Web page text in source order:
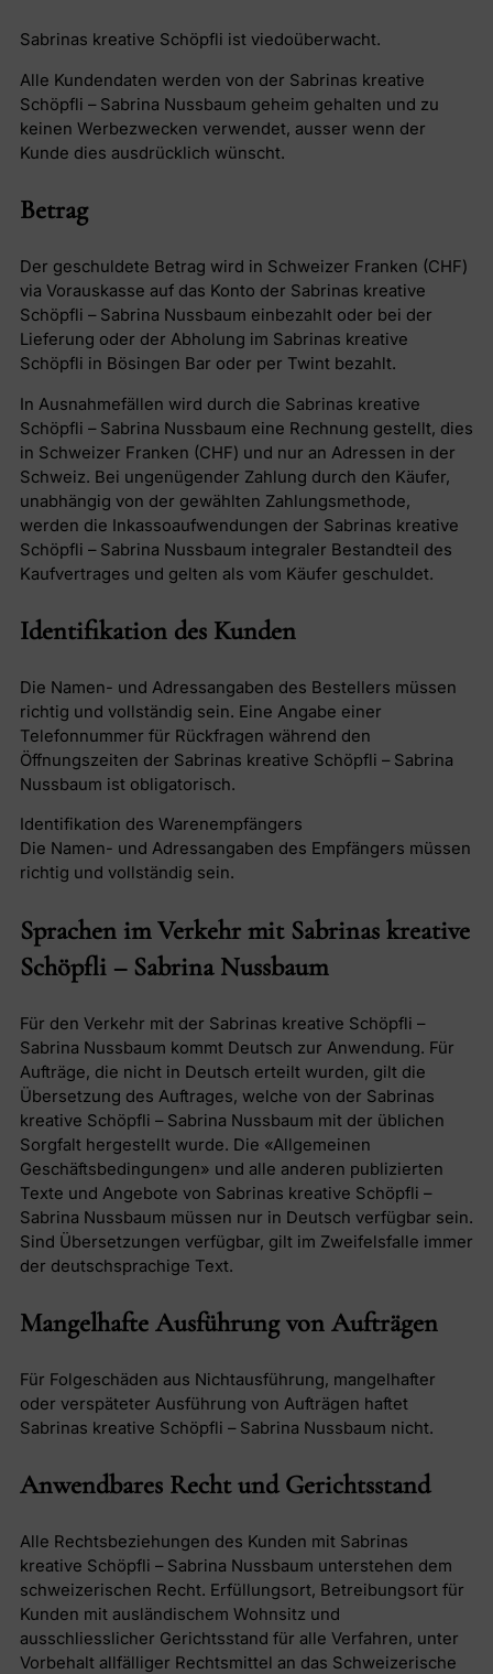
Sabrinas kreative Schöpfli ist viedoüberwacht.
Alle Kundendaten werden von der Sabrinas kreative
Schöpfli – Sabrina Nussbaum geheim gehalten und zu
keinen Werbezwecken verwendet, ausser wenn der
Kunde dies ausdrücklich wünscht.
Betrag
Der geschuldete Betrag wird in Schweizer Franken (CHF)
via Vorauskasse auf das Konto der Sabrinas kreative
Schöpfli – Sabrina Nussbaum einbezahlt oder bei der
Lieferung oder der Abholung im Sabrinas kreative
Schöpfli in Bösingen Bar oder per Twint bezahlt.
In Ausnahmefällen wird durch die Sabrinas kreative
Schöpfli – Sabrina Nussbaum eine Rechnung gestellt, dies
in Schweizer Franken (CHF) und nur an Adressen in der
Schweiz. Bei ungenügender Zahlung durch den Käufer,
unabhängig von der gewählten Zahlungsmethode,
werden die Inkassoaufwendungen der Sabrinas kreative
Schöpfli – Sabrina Nussbaum integraler Bestandteil des
Kaufvertrages und gelten als vom Käufer geschuldet.
Identifikation des Kunden
Die Namen- und Adressangaben des Bestellers müssen
richtig und vollständig sein. Eine Angabe einer
Telefonnummer für Rückfragen während den
Öffnungszeiten der Sabrinas kreative Schöpfli – Sabrina
Nussbaum ist obligatorisch.
Identifikation des Warenempfängers
Die Namen- und Adressangaben des Empfängers müssen
richtig und vollständig sein.
Sprachen im Verkehr mit Sabrinas kreative
Schöpfli – Sabrina Nussbaum
Für den Verkehr mit der Sabrinas kreative Schöpfli –
Sabrina Nussbaum kommt Deutsch zur Anwendung. Für
Aufträge, die nicht in Deutsch erteilt wurden, gilt die
Übersetzung des Auftrages, welche von der Sabrinas
kreative Schöpfli – Sabrina Nussbaum mit der üblichen
Sorgfalt hergestellt wurde. Die «Allgemeinen
Geschäftsbedingungen» und alle anderen publizierten
Texte und Angebote von Sabrinas kreative Schöpfli –
Sabrina Nussbaum müssen nur in Deutsch verfügbar sein.
Sind Übersetzungen verfügbar, gilt im Zweifelsfalle immer
der deutschsprachige Text.
Mangelhafte Ausführung von Aufträgen
Für Folgeschäden aus Nichtausführung, mangelhafter
oder verspäteter Ausführung von Aufträgen haftet
Sabrinas kreative Schöpfli – Sabrina Nussbaum nicht.
Anwendbares Recht und Gerichtsstand
Alle Rechtsbeziehungen des Kunden mit Sabrinas
kreative Schöpfli – Sabrina Nussbaum unterstehen dem
schweizerischen Recht. Erfüllungsort, Betreibungsort für
Kunden mit ausländischem Wohnsitz und
ausschliesslicher Gerichtsstand für alle Verfahren, unter
Vorbehalt allfälliger Rechtsmittel an das Schweizerische